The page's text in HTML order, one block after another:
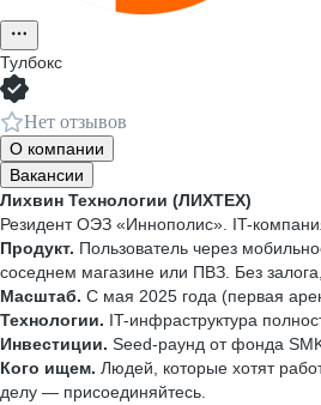
Тулбокс
Нет отзывов
О компании
Вакансии
Лихвин Технологии (ЛИХТЕХ)
Резидент ОЭЗ «Иннополис». IT-
Продукт. Пользователь через
соседнем магазине или ПВЗ. Без
Масштаб. С мая 2025 года (первая
Технологии. IT-инфраструктура
Инвестиции. Seed-раунд от фонда
Кого ищем. Людей, которые хотят
делу — присоединяйтесь.